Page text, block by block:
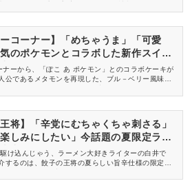
方を募集しています！
ーコーナー】「めちゃうま」「可愛
のポケモンとコラボした新作スイー
だよ♡
ナーから、「ぽこ あ ポケモン」とのコラボケーキが
公であるメタモンを再現した、ブル－ベリー風味が
王将】「辛党にむちゃくちゃ刺さる」
楽しみにしたい」今話題の夏限定ラー
中だよ
け込んじゃう、ラーメン大好きライターの白井で
するのは、餃子の王将の夏らしい旨辛仕様の限定ラ